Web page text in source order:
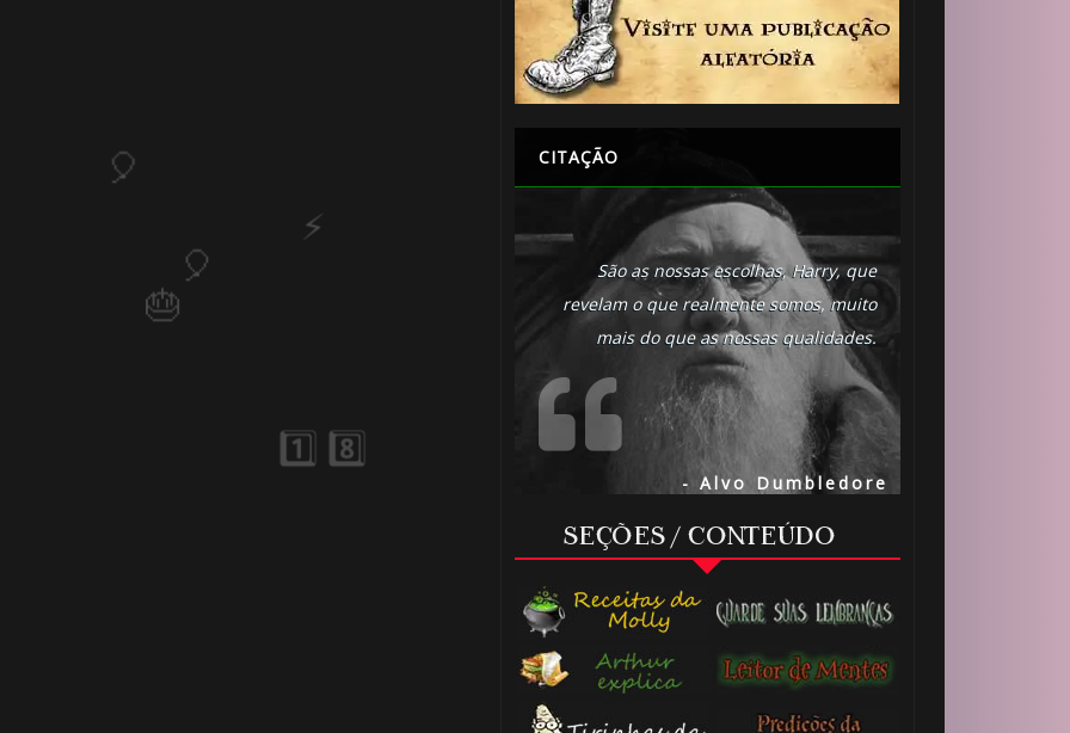
CITAÇÃO
São as nossas escolhas, Harry, que
revelam o que realmente somos, muito
mais do que as nossas qualidades.
- Alvo Dumbledore
SEÇÕES / CONTEÚDO
⚡